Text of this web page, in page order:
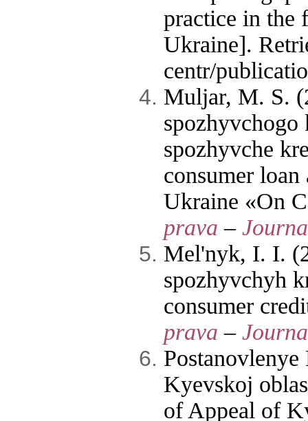
practice in the
Ukraine].
centr/
Muljar, M. S.
spozhyvche
consumer
Ukraine «On
prava –
Mel'nyk, I. I.
spozhyvchyh
consumer
prava –
Kyevskoj
of Appeal of